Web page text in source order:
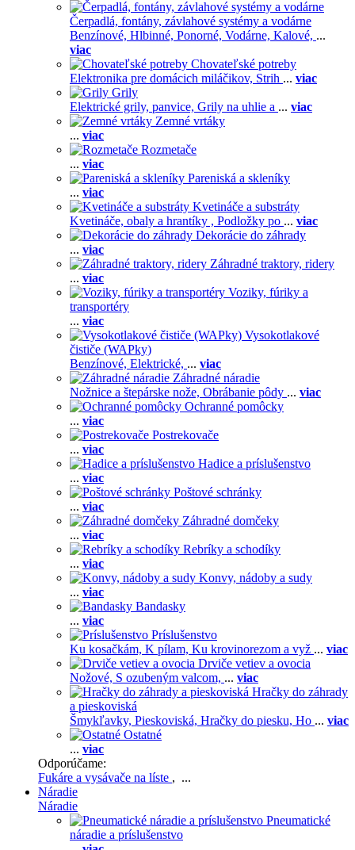
Čerpadlá, fontány, závlahové systémy a vodárne
Benzínové, Hlbinné, Ponorné, Vodárne, Kalové, ...
viac
Chovateľské potreby
Elektronika pre domácich miláčikov, Strih ... viac
Grily
Elektrické grily, panvice, Grily na uhlie a ... viac
Zemné vrtáky
... viac
Rozmetače
... viac
Pareniská a skleníky
... viac
Kvetináče a substráty
Kvetináče, obaly a hrantíky , Podložky po ... viac
Dekorácie do záhrady
... viac
Záhradné traktory, ridery
... viac
Voziky, fúriky a
transportéry
... viac
Vysokotlakové
čističe (WAPky)
Benzínové, Elektrické, ... viac
Záhradné náradie
Nožnice a štepárske nože, Obrábanie pôdy ... viac
Ochranné pomôcky
... viac
Postrekovače
... viac
Hadice a príslušenstvo
... viac
Poštové schránky
... viac
Záhradné domčeky
... viac
Rebríky a schodíky
... viac
Konvy, nádoby a sudy
... viac
Bandasky
... viac
Príslušenstvo
Ku kosačkám, K pílam, Ku krovinorezom a vyž ... viac
Drviče vetiev a ovocia
Nožové, S ozubeným valcom, ... viac
Hračky do záhrady
a pieskoviská
Šmykľavky, Pieskoviská, Hračky do piesku, Ho ... viac
Ostatné
... viac
Odporúčame:
Fukáre a vysávače na líste , ...
Náradie
Náradie
Pneumatické
náradie a príslušenstvo